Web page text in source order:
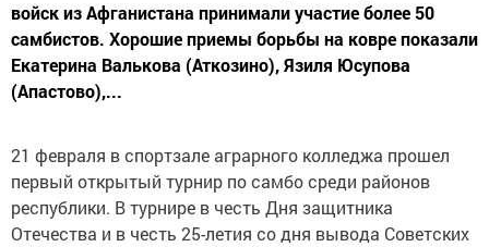
войск из Афганистана принимали участие более 50
самбистов. Хорошие приемы борьбы на ковре показали
Екатерина Валькова (Аткозино), Язиля Юсупова
(Апастово),...
21 февраля в спортзале аграрного колледжа прошел
первый открытый турнир по самбо среди районов
республики. В турнире в честь Дня защитника
Отечества и в честь 25-летия со дня вывода Советских